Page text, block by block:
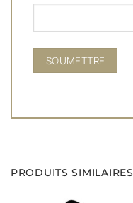
PRODUITS SIMILAIRES